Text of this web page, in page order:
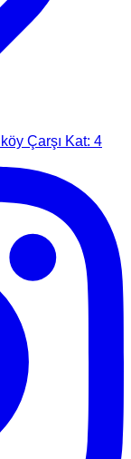
Çarşı Kat: 4